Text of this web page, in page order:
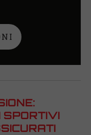
SPORTIVI